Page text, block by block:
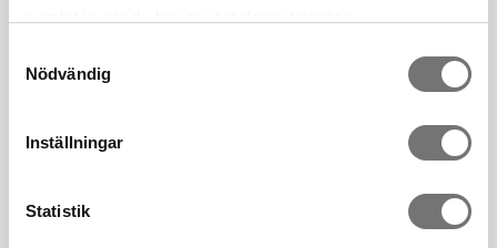
Nödvändig
Inställningar
Statistik
504 64 Borås
Tel 033 - 130003